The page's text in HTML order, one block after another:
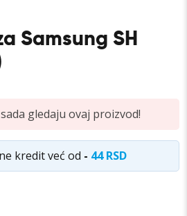
gledaju ovaj proizvod!
kredit već od - 44 RSD
Samsung SH